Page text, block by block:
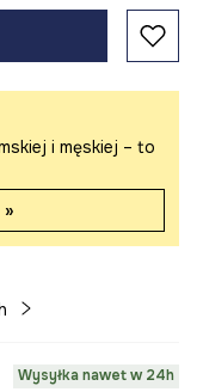
i męskiej – to
Wysyłka nawet w 24h